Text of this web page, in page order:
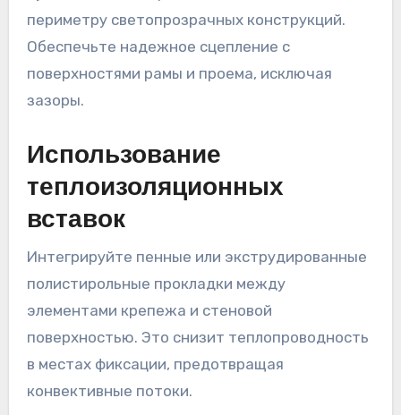
периметру светопрозрачных конструкций.
Обеспечьте надежное сцепление с
поверхностями рамы и проема, исключая
зазоры.
Использование
теплоизоляционных
вставок
Интегрируйте пенные или экструдированные
полистирольные прокладки между
элементами крепежа и стеновой
поверхностью. Это снизит теплопроводность
в местах фиксации, предотвращая
конвективные потоки.